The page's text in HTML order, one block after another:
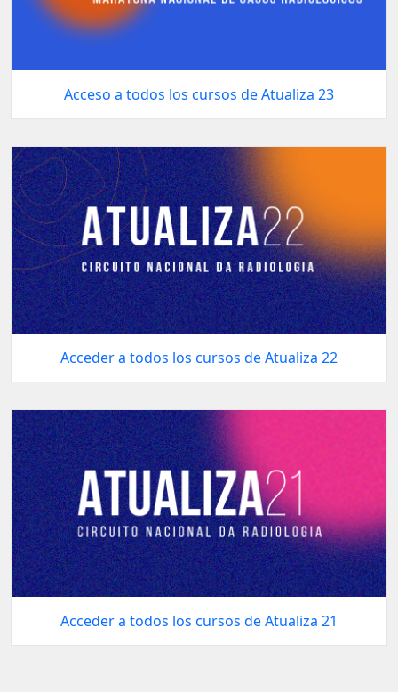
Acceso a todos los cursos de Atualiza 23
Acceder a todos los cursos de Atualiza 22
Acceder a todos los cursos de Atualiza 21